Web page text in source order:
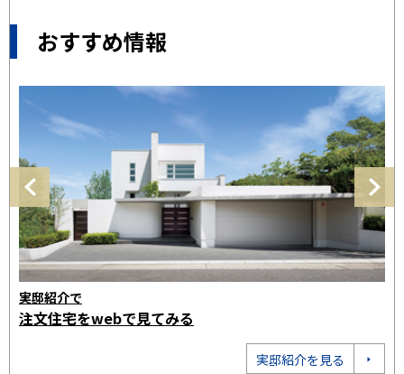
おすすめ情報
限られた敷地でもゆとりが生まれる
都市型3階を見てみる
都市型3階を見る